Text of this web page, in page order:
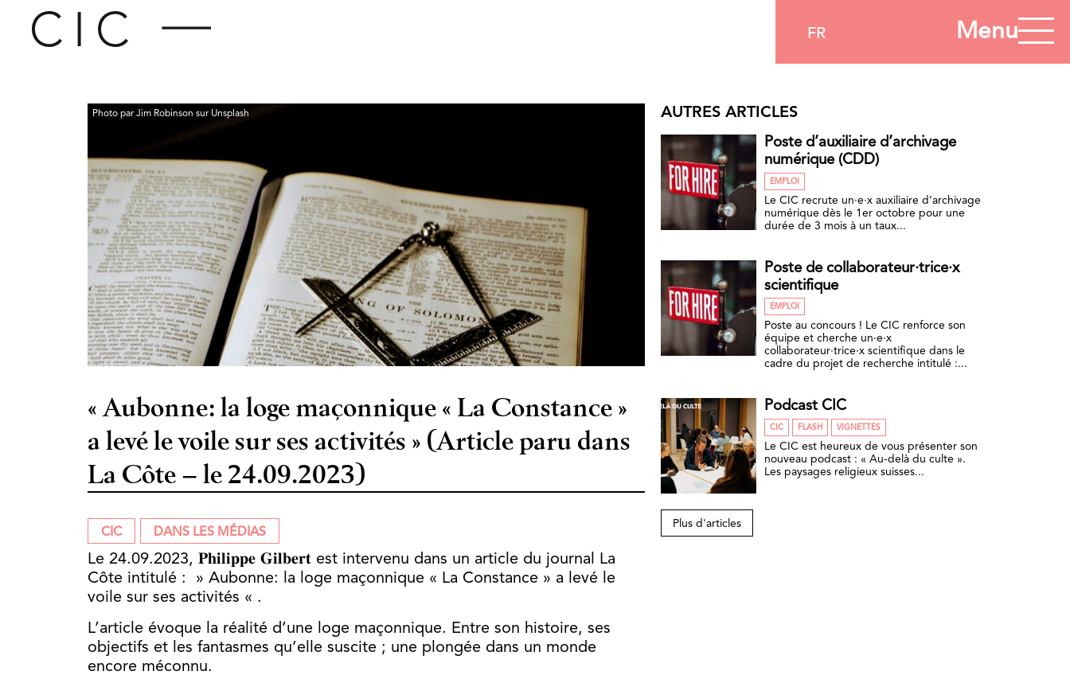
FR Menu
Photo par Jim Robinson sur Unsplash
« Aubonne: la loge maçonnique « La Constance »
a levé le voile sur ses activités » (Article paru dans
La Côte – le 24.09.2023)
CIC DANS LES MÉDIAS
Le 24.09.2023, 𝐏𝐡𝐢𝐥𝐢𝐩𝐩𝐞 𝐆𝐢𝐥𝐛𝐞𝐫𝐭 est intervenu dans un article du journal La
Côte intitulé : » Aubonne: la loge maçonnique « La Constance » a levé le
voile sur ses activités « .
L’article évoque la réalité d’une loge maçonnique. Entre son histoire, ses
objectifs et les fantasmes qu’elle suscite ; une plongée dans un monde
encore méconnu.
AUTRES ARTICLES
Poste d’auxiliaire d’archivage
numérique (CDD)
EMPLOI
Le CIC recrute un·e·x auxiliaire d’archivage
numérique dès le 1er octobre pour une
durée de 3 mois à un taux...
Poste de collaborateur·trice·x
scientifique
EMPLOI
Poste au concours ! Le CIC renforce son
équipe et cherche un·e·x
collaborateur·trice·x scientifique dans le
cadre du projet de recherche intitulé :...
Podcast CIC
CIC FLASH VIGNETTES
Le CIC est heureux de vous présenter son
nouveau podcast : « Au-delà du culte ».
Les paysages religieux suisses...
Plus d'articles